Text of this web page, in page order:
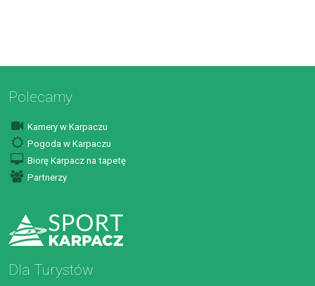
Polecamy
Kamery w Karpaczu
Pogoda w Karpaczu
Biorę Karpacz na tapetę
Partnerzy
Dla Turystów